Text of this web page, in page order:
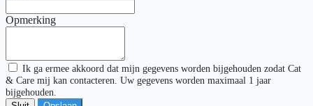
Opmerking
Ik ga ermee akkoord dat mijn gegevens worden bijgehouden zodat Cat
& Care mij kan contacteren. Uw gegevens worden maximaal 1 jaar
bijgehouden.